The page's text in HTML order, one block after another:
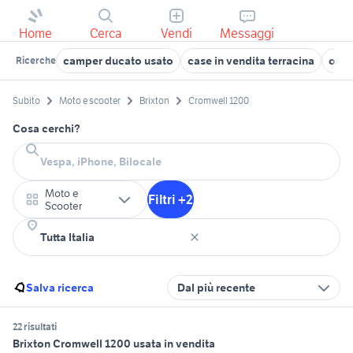
Home Cerca Vendi Messaggi
Ricerche camper ducato usato case in vendita terracina
Subito Moto e scooter Brixton Cromwell 1200
Cosa cerchi?
Moto e
Scooter
Filtri +2
Salva ricerca Dal più recente
22 risultati
Brixton Cromwell 1200 usata in vendita